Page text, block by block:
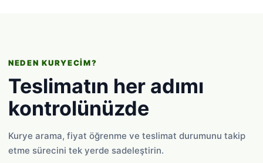
NEDEN KURYECIM?
Teslimatın her adımı
kontrolünüzde
Kurye arama, fiyat öğrenme ve teslimat durumunu takip
etme sürecini tek yerde sadeleştirin.